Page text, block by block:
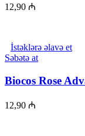
12,90 ₼
İstəklərə əlavə et
Səbətə at
Biocos Rose
12,90 ₼